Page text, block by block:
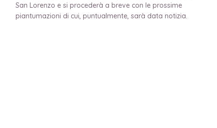
San Lorenzo e si procederà a breve con le prossime
piantumazioni di cui, puntualmente, sarà data notizia.